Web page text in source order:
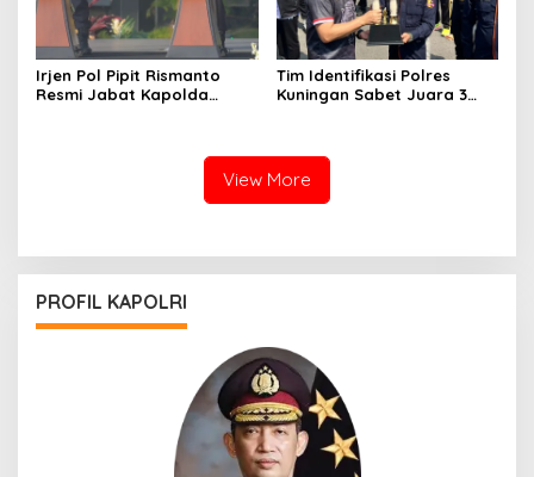
Irjen Pol Pipit Rismanto
Resmi Jabat Kapolda
Tim Identifikasi Polres
Kuningan Sabet Juara 3
View More
PROFIL KAPOLRI